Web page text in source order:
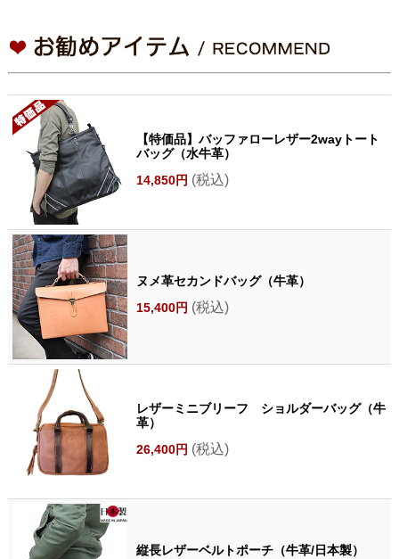
【特価品】バッファローレザー2wayトート
バッグ（水牛革）
14,850円 (税込)
ヌメ革セカンドバッグ（牛革）
15,400円 (税込)
レザーミニブリーフ ショルダーバッグ（牛
革）
26,400円 (税込)
縦長レザーベルトポーチ（牛革/日本製）